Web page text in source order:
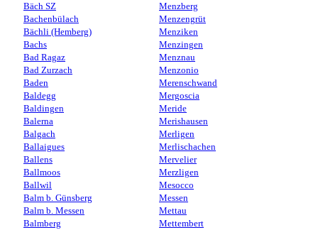
Bäch SZ
Bachenbülach
Bächli (Hemberg)
Bachs
Bad Ragaz
Bad Zurzach
Baden
Baldegg
Baldingen
Balerna
Balgach
Ballaigues
Ballens
Ballmoos
Ballwil
Balm b. Günsberg
Balm b. Messen
Balmberg
Menzberg
Menzengrüt
Menziken
Menzingen
Menznau
Menzonio
Merenschwand
Mergoscia
Meride
Merishausen
Merligen
Merlischachen
Mervelier
Merzligen
Mesocco
Messen
Mettau
Mettembert